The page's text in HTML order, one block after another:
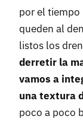
por el
queden al
listos los
derretir la
vamos a
una textura
poco a poco